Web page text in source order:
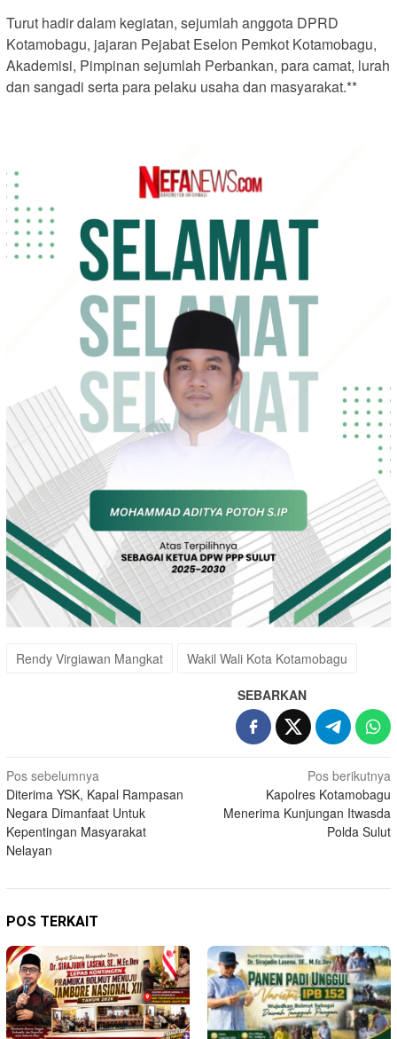
Turut hadir dalam kegiatan, sejumlah anggota DPRD
Kotamobagu, jajaran Pejabat Eselon Pemkot Kotamobagu,
Akademisi, Pimpinan sejumlah Perbankan, para camat, lurah
dan sangadi serta para pelaku usaha dan masyarakat.**
Rendy Virgiawan Mangkat Wakil Wali Kota Kotamobagu
SEBARKAN
Navigasi
pos
Pos sebelumnya
Diterima YSK, Kapal Rampasan
Negara Dimanfaat Untuk
Kepentingan Masyarakat
Nelayan
Pos berikutnya
Kapolres Kotamobagu
Menerima Kunjungan Itwasda
Polda Sulut
POS TERKAIT